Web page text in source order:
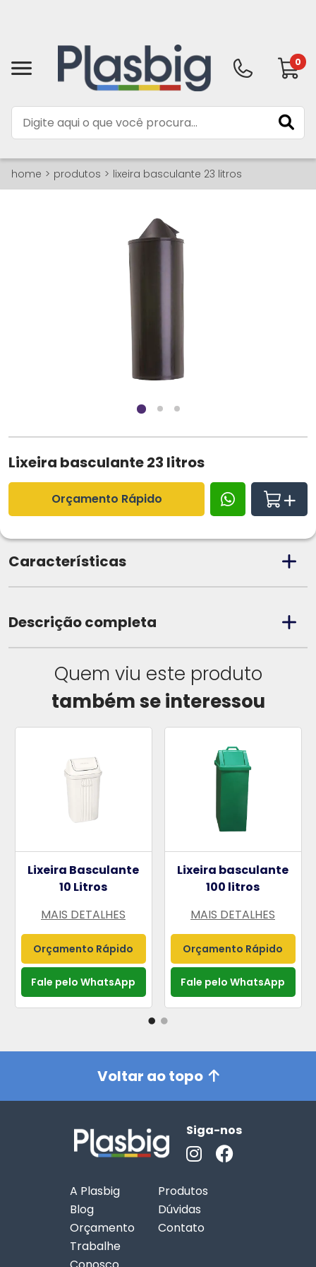
0
home produtos lixeira basculante 23 litros
Lixeira basculante 23 litros
Orçamento Rápido
Características
Descrição completa
Quem viu este produto
também se interessou
Lixeira Basculante
10 Litros
MAIS DETALHES
Orçamento Rápido
Fale pelo WhatsApp
Lixeira basculante
100 litros
MAIS DETALHES
Orçamento Rápido
Fale pelo WhatsApp
Voltar ao topo
Siga-nos
A Plasbig
Produtos
Blog
Dúvidas
Orçamento
Contato
Trabalhe